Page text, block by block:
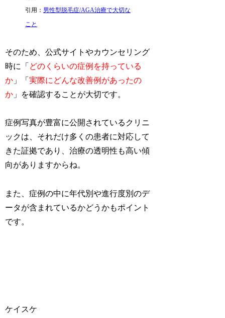
引用： 男性型脱毛症/AGA治療で大切な
こと
そのため、公式サイトやカウンセリング
時に「 どのくらいの症例を持っている
か 」「実際にどんな改善例があったの
か 」を確認することが大切です。
症例写真が豊富に公開されているクリニ
ックは、それだけ多くの患者に対応して
きた証拠であり、治療の透明性も高い傾
向がありますからね。
また、症例の中に年代別や進行度別のデ
ータが含まれているかどうかもポイント
です。
ケイスケ